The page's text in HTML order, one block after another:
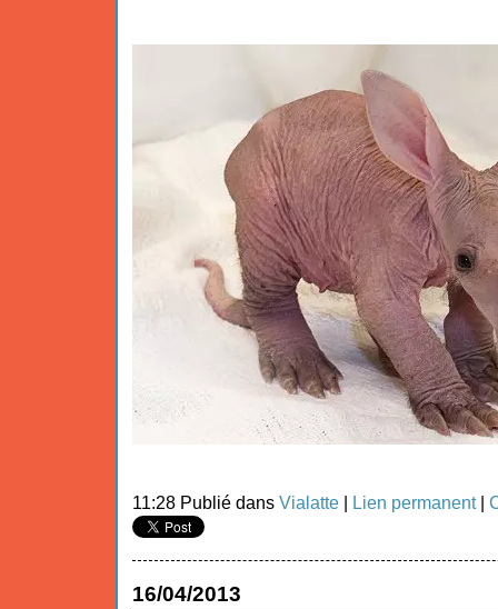
11:28 Publié dans Vialatte| Lien permanent|
16/04/2013